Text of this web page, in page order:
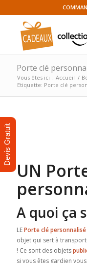
Porte clé
Vous êtes ici : Accueil /
Etiquette: Porte clé
UN
A quoi ça
LEPorte clé personnalisé
objet qui sert à
! Ce sont des objets
si vous êtes gardien
Devis Gratuit